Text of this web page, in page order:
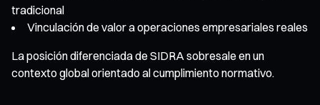
tradicional
Vinculación de valor a operaciones empresariales reales
La posición diferenciada de SIDRA sobresale en un
contexto global orientado al cumplimiento normativo.